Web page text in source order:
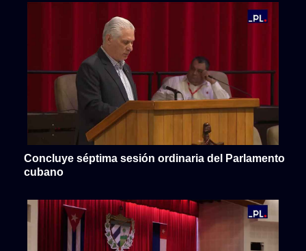
Concluye séptima sesión ordinaria del Parlamento
cubano